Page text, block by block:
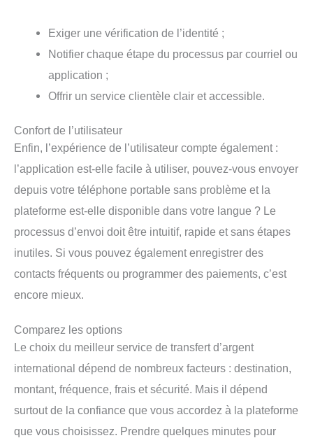
Exiger une vérification de l’identité ;
Notifier chaque étape du processus par courriel ou
application ;
Offrir un service clientèle clair et accessible.
Confort de l’utilisateur
Enfin, l’expérience de l’utilisateur compte également :
l’application est-elle facile à utiliser, pouvez-vous envoyer
depuis votre téléphone portable sans problème et la
plateforme est-elle disponible dans votre langue ? Le
processus d’envoi doit être intuitif, rapide et sans étapes
inutiles. Si vous pouvez également enregistrer des
contacts fréquents ou programmer des paiements, c’est
encore mieux.
Comparez les options
Le choix du meilleur service de transfert d’argent
international dépend de nombreux facteurs : destination,
montant, fréquence, frais et sécurité. Mais il dépend
surtout de la confiance que vous accordez à la plateforme
que vous choisissez. Prendre quelques minutes pour